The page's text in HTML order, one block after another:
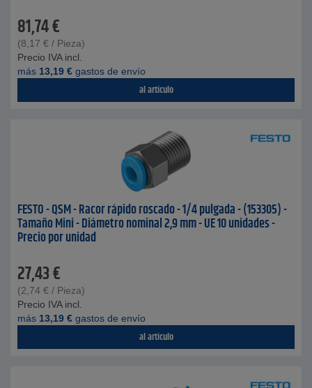
81,74€
(8,17 € / Pieza)
Precio IVA incl.
más 13,19 € gastos de envío
al artículo
FESTO - QSM - Racor rápido roscado - 1/4 pulgada - (153305) -
Tamaño Mini - Diámetro nominal 2,9 mm - UE 10 unidades -
Precio por unidad
27,43€
(2,74 € / Pieza)
Precio IVA incl.
más 13,19 € gastos de envío
al artículo